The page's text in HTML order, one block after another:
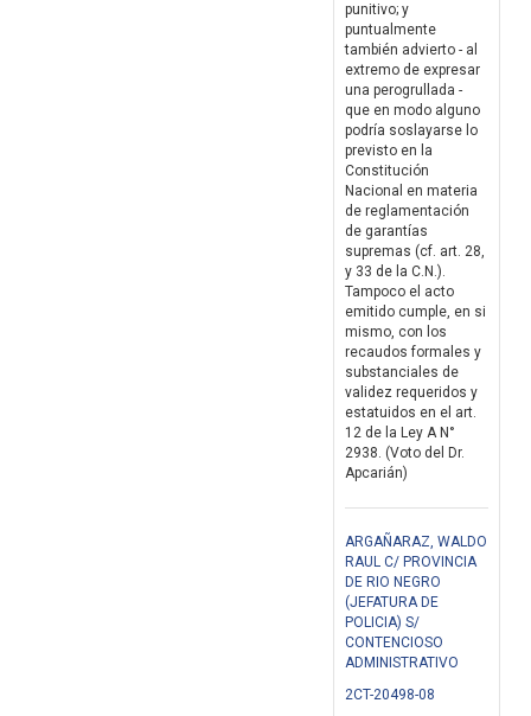
punitivo; y
puntualmente
también advierto - al
extremo de expresar
una perogrullada -
que en modo alguno
podría soslayarse lo
previsto en la
Constitución
Nacional en materia
de reglamentación
de garantías
supremas (cf. art. 28,
y 33 de la C.N.).
Tampoco el acto
emitido cumple, en si
mismo, con los
recaudos formales y
substanciales de
validez requeridos y
estatuidos en el art.
12 de la Ley A N°
2938. (Voto del Dr.
Apcarián)
ARGAÑARAZ, WALDO
RAUL C/ PROVINCIA
DE RIO NEGRO
(JEFATURA DE
POLICIA) S/
CONTENCIOSO
ADMINISTRATIVO
2CT-20498-08